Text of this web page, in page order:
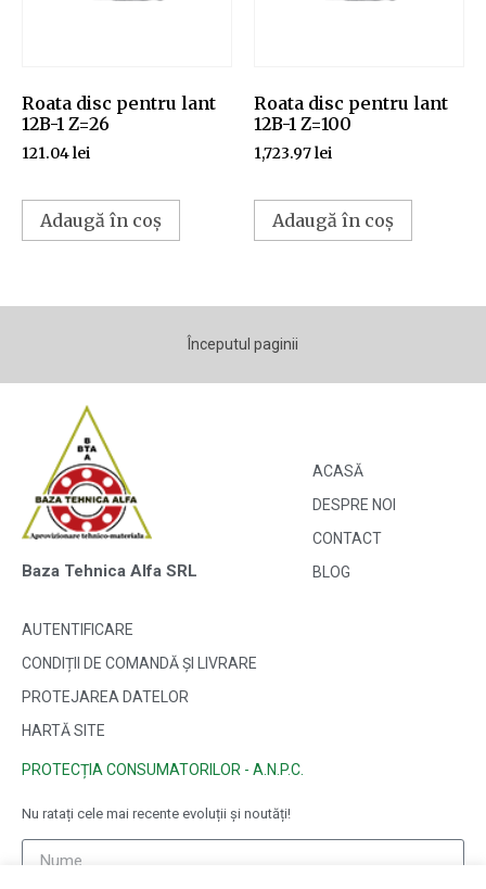
Roata disc pentru lant
12B-1 Z=26
121.04lei
Adaugă în coș
Roata disc pentru lant
12B-1 Z=100
1,723.97lei
Adaugă în coș
Începutul paginii
Baza Tehnica Alfa SRL
ACASĂ
DESPRE NOI
CONTACT
BLOG
AUTENTIFICARE
CONDIȚII DE COMANDĂ ȘI LIVRARE
PROTEJAREA DATELOR
HARTĂ SITE
PROTECȚIA CONSUMATORILOR - A.N.P.C.
Nu ratați cele mai recente evoluții și noutăți!